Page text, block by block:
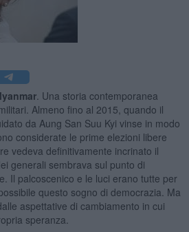
. Una storia contemporanea
Almeno fino al 2015, quando il
da Aung San Suu Kyi vinse in modo
considerate le prime elezioni libere
vedeva definitivamente incrinato il
generali sembrava sul punto di
Il palcoscenico e le luci erano tutte per
questo sogno di democrazia. Ma
aspettative di cambiamento in cui
speranza.